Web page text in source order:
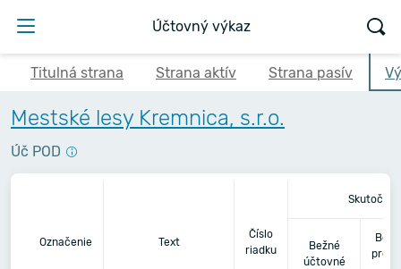
Účtovný výkaz
Titulná strana Strana aktív Strana pasív
Mestské lesy Kremnica, s.r.o.
Úč POD
Označenie Text
Číslo
riadku
Bežné
účtovné